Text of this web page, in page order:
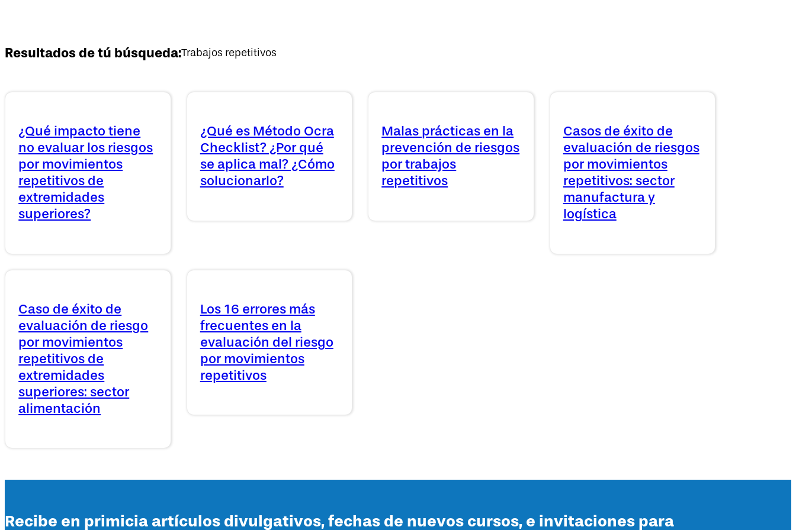
Resultados de tú búsqueda:Trabajos repetitivos
¿Qué impacto tiene
no evaluar los riesgos
por movimientos
repetitivos de
extremidades
superiores?
¿Qué es Método Ocra
Checklist? ¿Por qué
se aplica mal? ¿Cómo
solucionarlo?
Malas prácticas en la
prevención de riesgos
por trabajos
repetitivos
Casos de éxito de
evaluación de riesgos
por movimientos
repetitivos: sector
manufactura y
logística
Caso de éxito de
evaluación de riesgo
por movimientos
repetitivos de
extremidades
superiores: sector
alimentación
Los 16 errores más
frecuentes en la
evaluación del riesgo
por movimientos
repetitivos
Recibe en primicia artículos divulgativos, fechas de nuevos cursos, e invitaciones para